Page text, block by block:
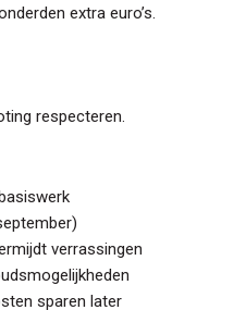
extra euro’s.
respecteren.
verrassingen
sparen later